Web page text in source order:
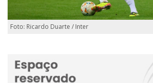
Foto: Ricardo Duarte / Inter